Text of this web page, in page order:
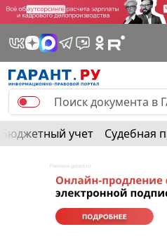
Бюджетный учет Судебная